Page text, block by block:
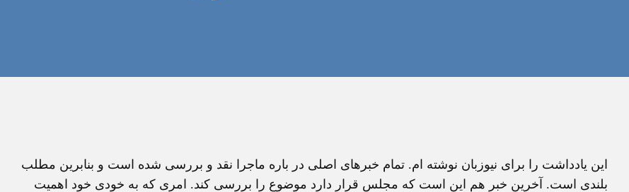
این یادداشت را برای نیوزبان نوشته ام. تمام خبرهای اصلی در باره ماجرا نقد و بررسی شده است و بنابرین مطلب
بلندی است. آخرین خبر هم این است که مجلس قرار دارد موضوع را بررسی کند. امری که به خودی خود اهمیت